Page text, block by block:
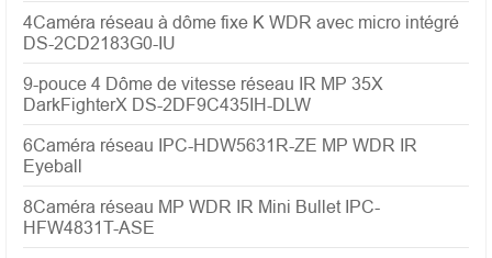
4Caméra réseau à dôme fixe K WDR avec micro intégré
DS-2CD2183G0-IU
9-pouce 4 Dôme de vitesse réseau IR MP 35X
DarkFighterX DS-2DF9C435IH-DLW
6Caméra réseau IPC-HDW5631R-ZE MP WDR IR
Eyeball
8Caméra réseau MP WDR IR Mini Bullet IPC-
HFW4831T-ASE